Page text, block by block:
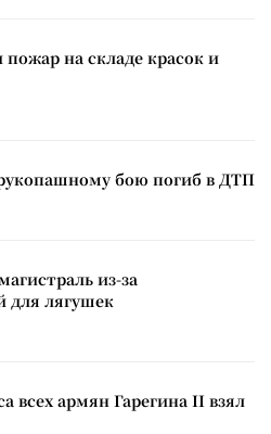
на складе красок и
бою погиб в ДТП
из-за
для лягушек
всех армян Гарегина II взял